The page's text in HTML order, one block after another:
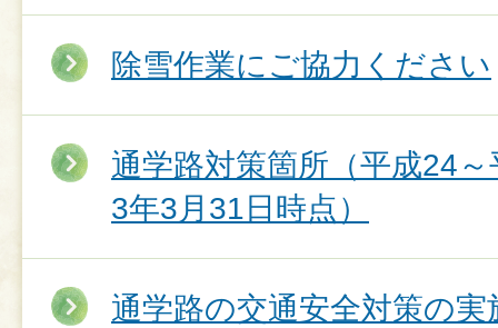
除雪作業にご協力ください
通学路対策箇所（平成24
3年3月31日時点）
通学路の交通安全対策の